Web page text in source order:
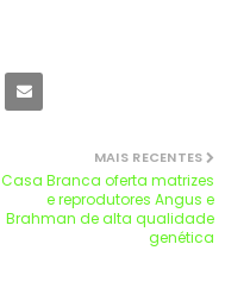
MAIS RECENTES
Casa Branca oferta matrizes
e reprodutores Angus e
Brahman de alta qualidade
genética